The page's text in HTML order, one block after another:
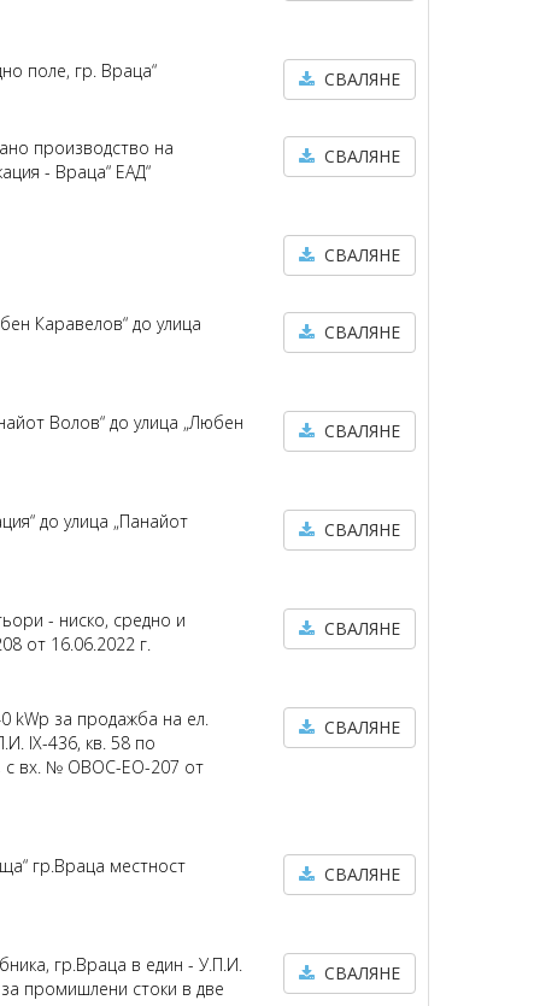
поле, гр. Враца“ СВАЛЯНЕ
производство на
- Враца“ ЕАД“
СВАЛЯНЕ
СВАЛЯНЕ
Каравелов“ до улица СВАЛЯНЕ
Волов“ до улица „Любен СВАЛЯНЕ
до улица „Панайот СВАЛЯНЕ
- ниско, средно и
от 16.06.2022 г.
СВАЛЯНЕ
kWp за продажба на ел.
IX-436, кв. 58 по
с вх. № ОВОС-ЕО-207 от
СВАЛЯНЕ
гр.Враца местност СВАЛЯНЕ
гр.Враца в един - У.П.И.
промишлени стоки в две
СВАЛЯНЕ